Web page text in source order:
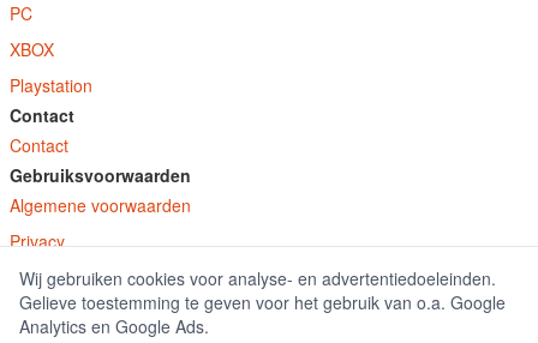
PC
XBOX
Playstation
Contact
Contact
Gebruiksvoorwaarden
Algemene voorwaarden
Privacy
© E-Keys B.V. 2026
GamekeyDiscounter.nl is onderdeel van E-Keys B.V. geregistreerd onder kamer
van koophandel nummer 150771.
Wij gebruiken cookies voor analyse- en advertentiedoeleinden.
Gelieve toestemming te geven voor het gebruik van o.a. Google
Analytics en Google Ads.